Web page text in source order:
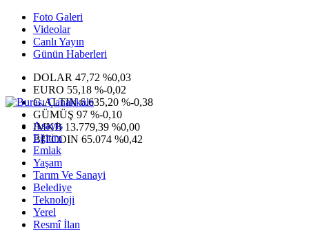
Foto Galeri
Videolar
Canlı Yayın
Günün Haberleri
DOLAR 47,72 %0,03
EURO 55,18 %-0,02
G.ALTIN6.635,20 %-0,38
GÜMÜŞ 97 %-0,10
IMKB 13.779,39 %0,00
BITCOIN 65.074 %0,42
Asayiş
Eğitim
Emlak
Yaşam
Tarım Ve Sanayi
Belediye
Teknoloji
Yerel
Resmî İlan